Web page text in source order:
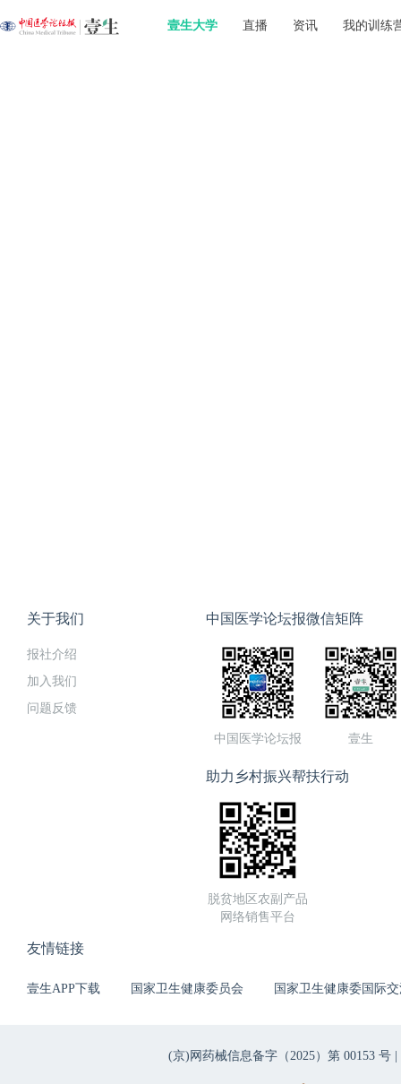
壹生大学 直播 资讯 我的训练
关于我们
报社介绍
加入我们
问题反馈
中国医学论坛报微信矩阵
中国医学论坛报 壹生
助力乡村振兴帮扶行动
脱贫地区农副产品
网络销售平台
友情链接
壹生APP下载 国家卫生健康委员会 国家卫生健康委国际
(京)网药械信息备字（2025）第 00153 号 |